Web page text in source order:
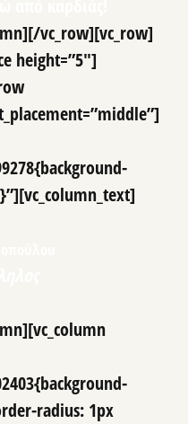
vc_row][vc_row]
height=”5″]
radius: 1px